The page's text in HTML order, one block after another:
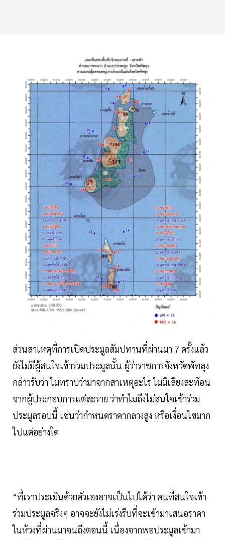
ส่วนสาเหตุที่การเปิดประมูลสัมปทานที่ผ่านมา 7 ครั้งแล้ว
ยังไม่มีผู้สนใจเข้าร่วมประมูลนั้น ผู้ว่าราชการจังหวัดพัทลุง
กล่าวรับว่า ไม่ทราบว่ามาจากสาเหตุอะไร ไม่มีเสียงสะท้อน
จากผู้ประกอบการแต่ละราย ว่าทำไมถึงไม่สนใจเข้าร่วม
ประมูลรอบนี้ เช่นว่ากำหนดราคากลางสูง หรือเงื่อนไขมาก
ไปแต่อย่างใด
“ที่เราประเมินด้วยตัวเองอาจเป็นไปได้ว่า คนที่สนใจเข้า
ร่วมประมูลจริงๆ อาจจะยังไม่เร่งรีบที่จะเข้ามาเสนอราคา
ในห้วงที่ผ่านมาจนถึงตอนนี้ เนื่องจากพอประมูลเข้ามา